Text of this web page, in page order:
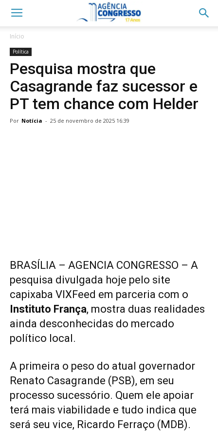
Início
Política
Pesquisa mostra que
Casagrande faz sucessor e
PT tem chance com Helder
Por Notícia - 25 de novembro de 2025 16:39
BRASÍLIA – AGENCIA CONGRESSO – A
pesquisa divulgada hoje pelo site
capixaba VIXFeed em parceria com o
Instituto França, mostra duas realidades
ainda desconhecidas do mercado
político local.
A primeira o peso do atual governador
Renato Casagrande (PSB), em seu
processo sucessório. Quem ele apoiar
terá mais viabilidade e tudo indica que
será seu vice, Ricardo Ferraço (MDB).